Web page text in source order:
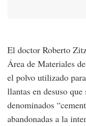
El doctor Roberto
Área de Materiales
el polvo utilizado
llantas en desuso
denominados
abandonadas a la